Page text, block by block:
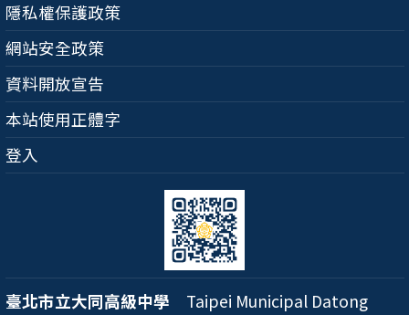
隱私權保護政策
網站安全政策
資料開放宣告
本站使用正體字
登入
臺北市立大同高級中學 Taipei Municipal Datong